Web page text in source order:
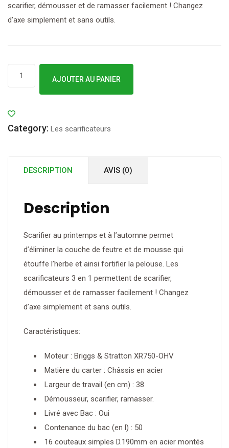
scarifier, démousser et de ramasser facilement ! Changez
d’axe simplement et sans outils.
quantité
de
WOLF
-
/
DEMOUSSEUR
AJOUTER AU PANIER
Category: Les scarificateurs
DESCRIPTION AVIS (0)
Description
Scarifier au printemps et à l’automne permet
d’éliminer la couche de feutre et de mousse qui
étouffe l’herbe et ainsi fortifier la pelouse. Les
scarificateurs 3 en 1 permettent de scarifier,
démousser et de ramasser facilement ! Changez
d’axe simplement et sans outils.
Caractéristiques:
Moteur : Briggs & Stratton XR750-OHV
Matière du carter : Châssis en acier
Largeur de travail (en cm) : 38
Démousseur, scarifier, ramasser.
Livré avec Bac : Oui
Contenance du bac (en l) : 50
16 couteaux simples D.190mm en acier montés